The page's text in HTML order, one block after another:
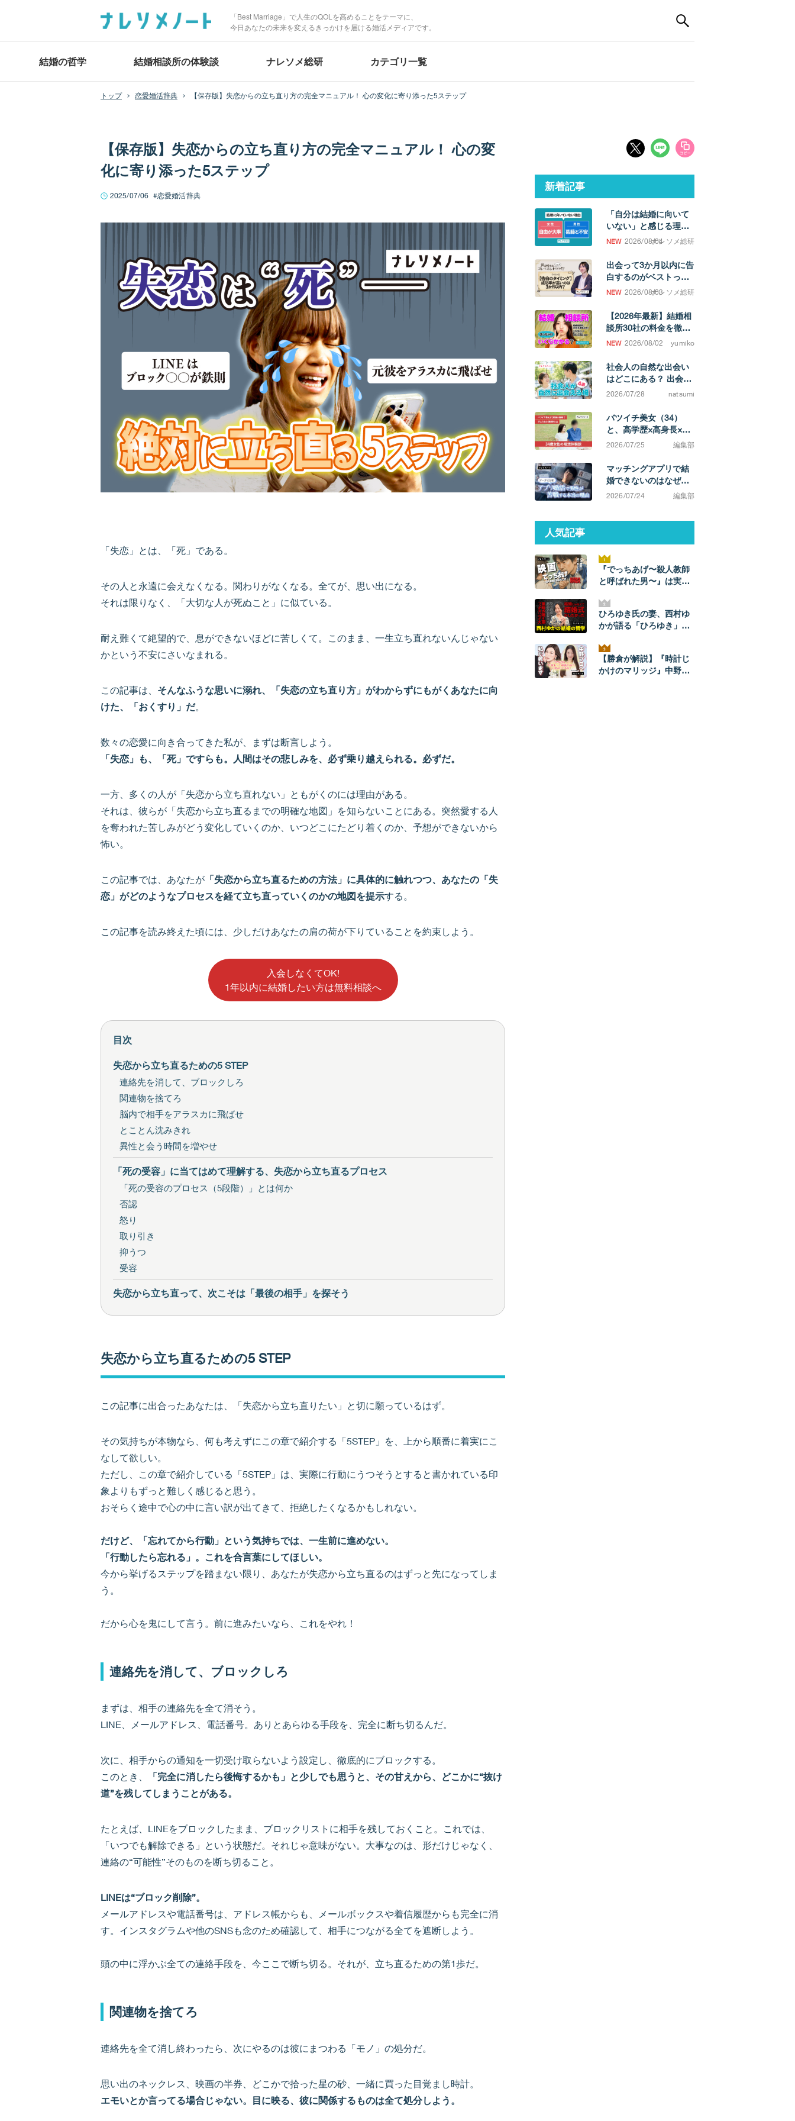
「Best Marriage」で人生のQOLを高めることをテーマに、
今日あなたの未来を変えるきっかけを届ける婚活メディアです。
結婚の哲学 結婚相談所の体験談 ナレソメ総研 カテゴリ一覧
恋愛婚活辞典 【保存版】失恋からの立ち直り方の完全マニュアル！ 心の変化に寄り添った5ステップ
【保存版】失恋からの立ち直り方の完全マニュアル！ 心の変
化に寄り添った5ステップ
2025/07/06 恋愛婚活辞典
「失恋」とは、「死」である。
その人と永遠に会えなくなる。関わりがなくなる。全てが、思い出になる。
それは限りなく、「大切な人が死ぬこと」に似ている。
耐え難くて絶望的で、息ができないほどに苦しくて。このまま、一生立ち直れないんじゃない
かという不安にさいなまれる。
この記事は、 そんなふうな思いに溺れ、「失恋の立ち直り方」がわからずにもがくあなたに向
けた、「おくすり」だ。
数々の恋愛に向き合ってきた私が、まずは断言しよう。
「失恋」も、「死」ですらも。人間はその悲しみを、必ず乗り越えられる。必ずだ。
一方、多くの人が「失恋から立ち直れない」ともがくのには理由がある。
それは、彼らが「失恋から立ち直るまでの明確な地図」を知らないことにある。突然愛する人
を奪われた苦しみがどう変化していくのか、いつどこにたどり着くのか、予想ができないから
怖い。
この記事では、あなたが 「失恋から立ち直るための方法」に具体的に触れつつ、あなたの「失
恋」がどのようなプロセスを経て立ち直っていくのかの地図を提示する。
この記事を読み終えた頃には、少しだけあなたの肩の荷が下りていることを約束しよう。
入会しなくてOK!
1年以内に結婚したい方は無料相談へ
目次
失恋から立ち直るための5 STEP
連絡先を消して、ブロックしろ
関連物を捨てろ
脳内で相手をアラスカに飛ばせ
とことん沈みきれ
異性と会う時間を増やせ
「死の受容」に当てはめて理解する、失恋から立ち直るプロセス
「死の受容のプロセス（5段階）」とは何か
否認
怒り
取り引き
抑うつ
受容
失恋から立ち直って、次こそは「最後の相手」を探そう
失恋から立ち直るための5 STEP
この記事に出合ったあなたは、「失恋から立ち直りたい」と切に願っているはず。
その気持ちが本物なら、何も考えずにこの章で紹介する「5STEP」を、上から順番に着実にこ
なして欲しい。
ただし、この章で紹介している「5STEP」は、実際に行動にうつそうとすると書かれている印
象よりもずっと難しく感じると思う。
おそらく途中で心の中に言い訳が出てきて、拒絶したくなるかもしれない。
だけど、「忘れてから行動」という気持ちでは、一生前に進めない。
「行動したら忘れる」。これを合言葉にしてほしい。
今から挙げるステップを踏まない限り、あなたが失恋から立ち直るのはずっと先になってしま
う。
だから心を鬼にして言う。前に進みたいなら、これをやれ！
連絡先を消して、ブロックしろ
まずは、相手の連絡先を全て消そう。
LINE、メールアドレス、電話番号。ありとあらゆる手段を、完全に断ち切るんだ。
次に、相手からの通知を一切受け取らないよう設定し、徹底的にブロックする。
このとき、
「完全に消したら後悔するかも」と少しでも思うと、その甘えから、どこかに“抜け
道”を残してしまうことがある。
たとえば、LINEをブロックしたまま、ブロックリストに相手を残しておくこと。これでは、
「いつでも解除できる」という状態だ。それじゃ意味がない。大事なのは、形だけじゃなく、
連絡の“可能性”そのものを断ち切ること。
LINEは“ブロック削除”。
メールアドレスや電話番号は、アドレス帳からも、メールボックスや着信履歴からも完全に消
す。インスタグラムや他のSNSも念のため確認して、相手につながる全てを遮断しよう。
頭の中に浮かぶ全ての連絡手段を、今ここで断ち切る。それが、立ち直るための第1歩だ。
関連物を捨てろ
連絡先を全て消し終わったら、次にやるのは彼にまつわる「モノ」の処分だ。
思い出のネックレス、映画の半券、どこかで拾った星の砂、一緒に買った目覚まし時計。
エモいとか言ってる場合じゃない。目に映る、彼に関係するものは全て処分しよう。
新着記事
「自分は結婚に向いて
いない」と感じる理
由。「誰かと過ごした
差
2026/08/04ナレソメ総研
出会って3か月以内に告
白するのがベストって
ホント！？
2026/08/03ナレソメ総研
【2026年最新】結婚相
談所30社の料金を徹底
比較！ 成婚するまでの
2026/08/02 yumiko
社会人の自然な出会い
はどこにある？ 出会い
の場と、結婚を考えた
2026/07/28 natsumi
バツイチ美女（34）
と、高学歴×高身長×イ
ケメン（38）カップ
んなに違うのか」と実
感する不満0の結婚生活
2026/07/25 編集部
マッチングアプリで結
婚できないのはなぜ？
原因は「努力不足」で
2026/07/24 編集部
人気記事
『でっちあげ〜殺人教師
と呼ばれた男〜』は実
タ事件の全貌とあらすじ
ひろゆき氏の妻、西村ゆ
かが語る「ひろゆき」と
まで。ひろゆきからは
「毎朝メッセージが来
た」。【結婚の哲学】
【勝倉が解説】『時計じ
かけのマリッジ』中野あ